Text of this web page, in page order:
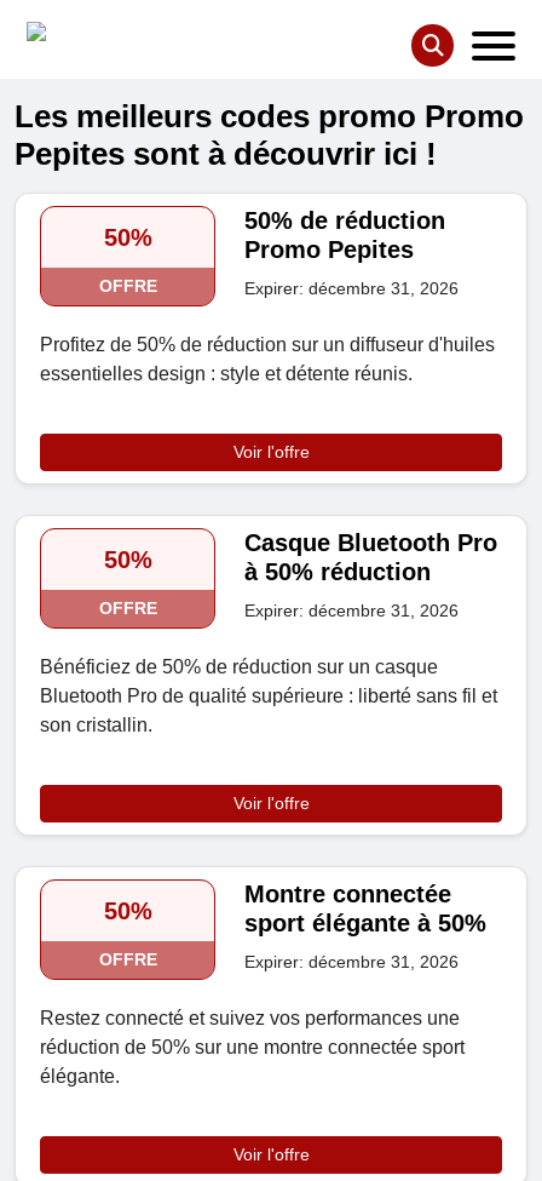
Les meilleurs codes promo Promo
Pepites sont à découvrir ici !
50%
OFFRE
50% de réduction
Promo Pepites
Expirer: décembre 31, 2026
Profitez de 50% de réduction sur un diffuseur d'huiles
essentielles design : style et détente réunis.
Voir l'offre
50%
OFFRE
Casque Bluetooth Pro
à 50% réduction
Expirer: décembre 31, 2026
Bénéficiez de 50% de réduction sur un casque
Bluetooth Pro de qualité supérieure : liberté sans fil et
son cristallin.
Voir l'offre
50%
OFFRE
Montre connectée
sport élégante à 50%
Expirer: décembre 31, 2026
Restez connecté et suivez vos performances une
réduction de 50% sur une montre connectée sport
élégante.
Voir l'offre